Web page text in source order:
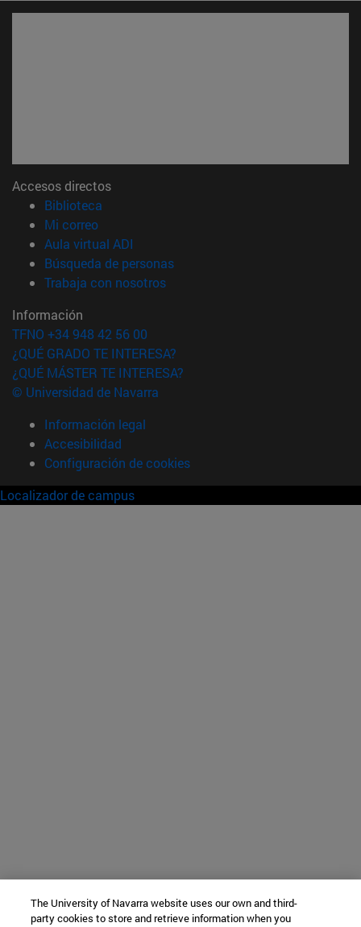
Accesos directos
Biblioteca
Mi correo(abre en nueva ventana)
Aula virtual ADI
Búsqueda de personas(abre en nueva ventana)
Trabaja con nosotros(abre en nueva ventana)
Información
TFNO +34 948 42 56 00
¿QUÉ GRADO TE INTERESA?
¿QUÉ MÁSTER TE INTERESA?
© Universidad de Navarra
Información legal
Accesibilidad
Configuración de cookies
Localizador de campus
The University of Navarra website uses our own and third-
party cookies to store and retrieve information when you